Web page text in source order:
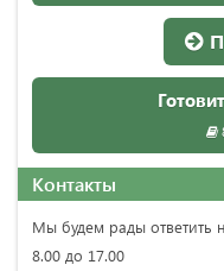
Контакты
Мы будем рады ответить
8.00 до 17.00